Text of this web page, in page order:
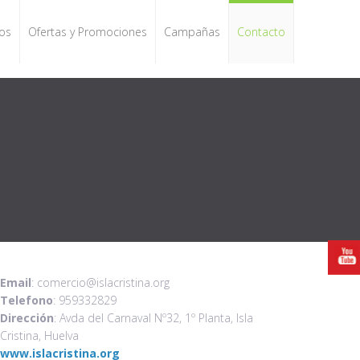
Ofertas y Promociones Campañas Contacto
Email: comercio@islacristina.org
Telefono: 959332829
Dirección: Avda del Carnaval Nº32, 1º Planta, Isla
Cristina, Huelva
www.islacristina.org